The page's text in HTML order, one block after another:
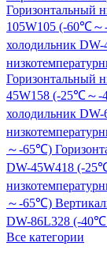
Горизонтальный
105W105 (-60℃
холодильник
Горизонтальный
45W158 (-25℃～
холодильник
～-65℃)
DW-45W418 (-
～-65℃)
DW-86L328 (-
Все категории